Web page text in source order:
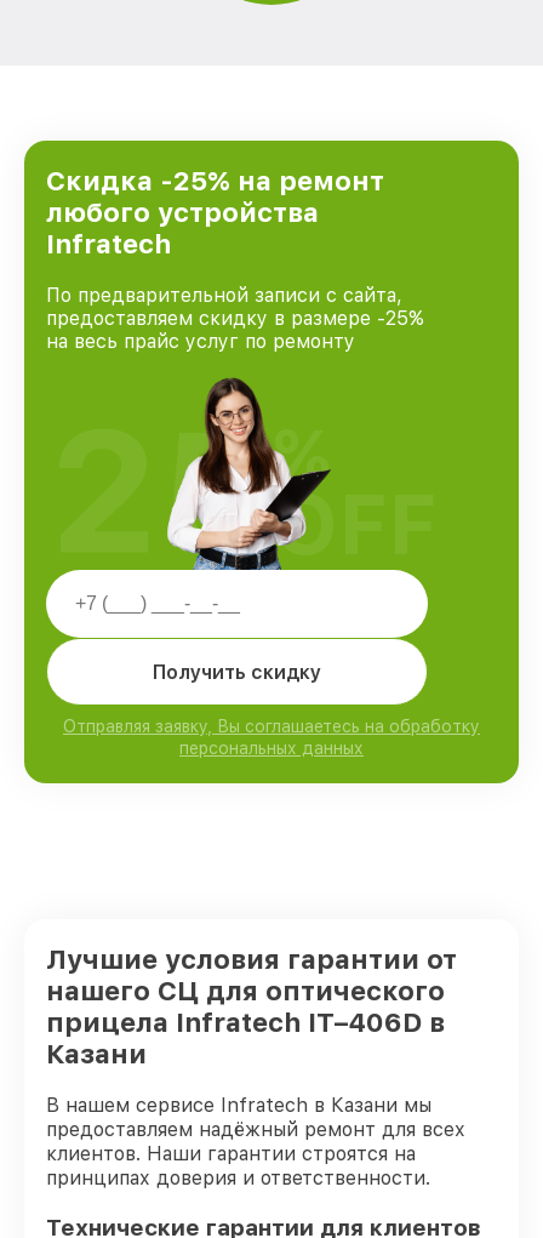
Скидка -25% на ремонт
любого устройства
Infratech
По предварительной записи с сайта,
предоставляем скидку в размере -25%
на весь прайс услуг по ремонту
Получить скидку
Отправляя заявку, Вы соглашаетесь на обработку
персональных данных
25%
OFF
Лучшие условия гарантии от
нашего СЦ для оптического
прицела Infratech IT–406D в
Казани
В нашем сервисе Infratech в Казани мы
предоставляем надёжный ремонт для всех
клиентов. Наши гарантии строятся на
принципах доверия и ответственности.
Технические гарантии для клиентов